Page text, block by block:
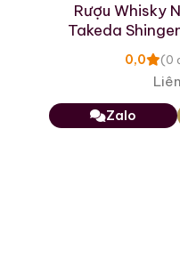
Rượu Whisky
Takeda
Cask
0,0 (0
Zalo